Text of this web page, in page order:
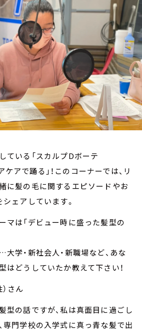
ている「スカルプDボーテ
アで踊る」！このコーナーでは、リ
に髪の毛に関するエピソードやお
ェアしています。
マは「デビュー時に盛った髪型の
学・新社会人・新職場など、あな
はどうしていたか教えて下さい！
さん
型の話ですが、私は真面目に過ごし
専門学校の入学式に真っ青な髪で出